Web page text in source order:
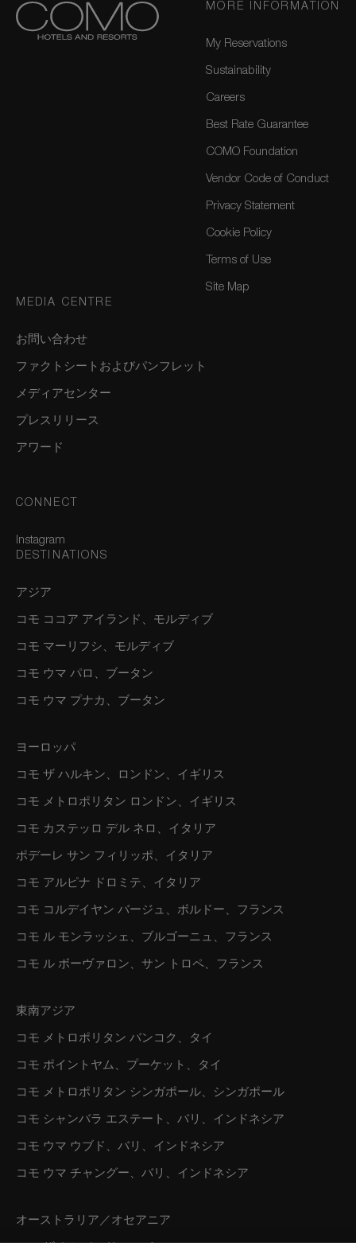
MORE INFORMATION
My Reservations
Sustainability
Careers
Best Rate Guarantee
COMO Foundation
Vendor Code of Conduct
Privacy Statement
Cookie Policy
Terms of Use
Site Map
MEDIA CENTRE
お問い合わせ
ファクトシートおよびパンフレット
メディアセンター
プレスリリース
アワード
CONNECT
Instagram
DESTINATIONS
アジア
コモ ココア アイランド、モルディブ
コモ マーリフシ、モルディブ
コモ ウマ パロ、ブータン
コモ ウマ プナカ、ブータン
ヨーロッパ
コモ ザ ハルキン、ロンドン、イギリス
コモ メトロポリタン ロンドン、イギリス
コモ カステッロ デル ネロ、イタリア
ポデーレ サン フィリッポ、イタリア
コモ アルピナ ドロミテ、イタリア
コモ コルデイヤン バージュ、ボルドー、フランス
コモ ル モンラッシェ、ブルゴーニュ、フランス
コモ ル ボーヴァロン、サン トロペ、フランス
東南アジア
コモ メトロポリタン バンコク、タイ
コモ ポイントヤム、プーケット、タイ
コモ メトロポリタン シンガポール、シンガポール
コモ シャンバラ エステート、バリ、インドネシア
コモ ウマ ウブド、バリ、インドネシア
コモ ウマ チャングー、バリ、インドネシア
オーストラリア／オセアニア